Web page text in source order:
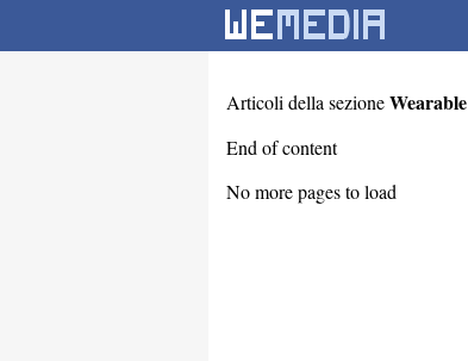
Articoli della sezioneWearable
End of content
No more pages to load